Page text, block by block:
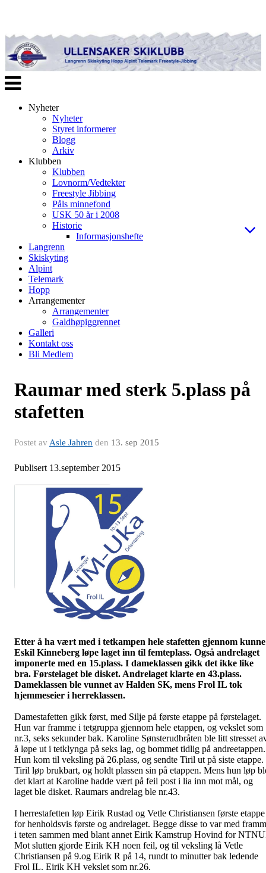
Veksle
navigasjon
Nyheter
Nyheter
Styret informerer
Blogg
Arkiv
Klubben
Klubben
Lovnorm/Vedtekter
Freestyle Jibbing
Påls minnefond
USK 50 år i 2008
Historie
Informasjonshefte
Langrenn
Skiskyting
Alpint
Telemark
Hopp
Arrangementer
Arrangementer
Galdhøpiggrennet
Galleri
Kontakt oss
Bli Medlem
Raumar med sterk 5.plass på
stafetten
Postet av Asle Jahren den 13. sep 2015
Publisert 13.september 2015
Etter å ha vært med i tetkampen hele stafetten gjennom kunne
Eskil Kinneberg løpe laget inn til femteplass. Også andrelaget
imponerte med en 15.plass. I dameklassen gikk det ikke like
bra. Førstelaget ble disket. Andrelaget klarte en 43.plass.
Dameklassen ble vunnet av Halden SK, mens Frol IL tok
hjemmeseier i herreklassen.
Damestafetten gikk først, med Silje på første etappe på førstelaget.
Hun var framme i tetgruppa gjennom hele etappen, og vekslet som
nr.3, seks sekunder bak. Karoline Sønsterudbråten ble litt stresset
å løpe ut i tetklynga på seks lag, og bommet tidlig på andreetappen.
Hun kom til veksling på 26.plass, og sendte Tiril ut på siste etappe.
Tiril løp brukbart, og holdt plassen sin på etappen. Mens hun løp
det klart at Karoline hadde vært på feil post i lia inn mot mål, og
laget ble disket. Raumars andrelag ble nr.43.
I herrestafetten løp Eirik Rustad og Vetle Christiansen første etappe
for henholdsvis første og andrelaget. Begge disse to var med
i teten sammen med blant annet Eirik Kamstrup Hovind for
Mot slutten gjorde Eirik KH noen feil, og til veksling lå Vetle
Christiansen på 9.og Eirik R på 14, rundt to minutter bak ledende
Frol IL. Eirik KH vekslet som nr.26.